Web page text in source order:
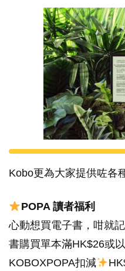
Kobo更為大家提供咗各
POPA 讀者福利
心動想買電子書，咁就
書購買單本滿HK$26或
KOBOXPOPA扣減